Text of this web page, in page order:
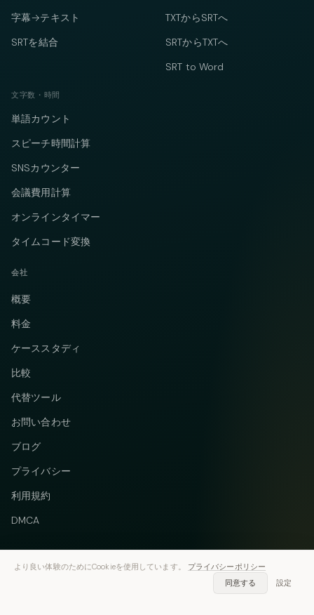
字幕→テキスト
SRTを結合
TXTからSRTへ
SRTからTXTへ
SRT to Word
文字数・時間
単語カウント
スピーチ時間計算
SNSカウンター
会議費用計算
オンラインタイマー
タイムコード変換
会社
概要
料金
ケーススタディ
比較
代替ツール
お問い合わせ
ブログ
プライバシー
利用規約
DMCA
TelegramInstagram
より良い体験のためにCookieを使用しています。 プライバシーポリシー
同意する
設定